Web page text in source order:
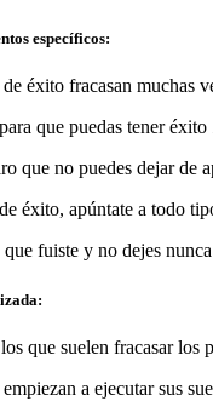
específicos:
éxito fracasan muchas
que puedas tener éxito
que no puedes dejar de
éxito, apúntate a todo
fuiste y no dejes
que suelen fracasar los
a ejecutar sus